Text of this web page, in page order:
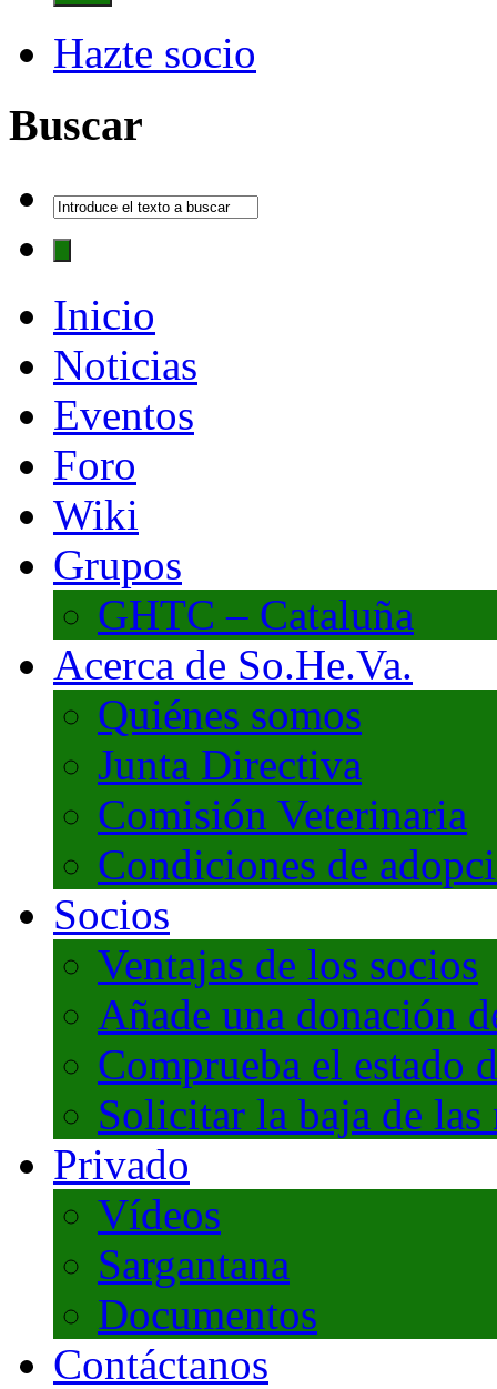
Hazte socio
Buscar
Inicio
Noticias
Eventos
Foro
Wiki
Grupos
GHTC – Cataluña
Acerca de So.He.Va.
Quiénes somos
Junta Directiva
Comisión Veterinaria
Condiciones de
Socios
Ventajas de los socios
Añade una donación
Comprueba el estado
Solicitar la baja de
Privado
Vídeos
Sargantana
Documentos
Contáctanos